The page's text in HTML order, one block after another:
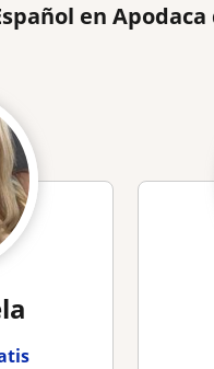
en